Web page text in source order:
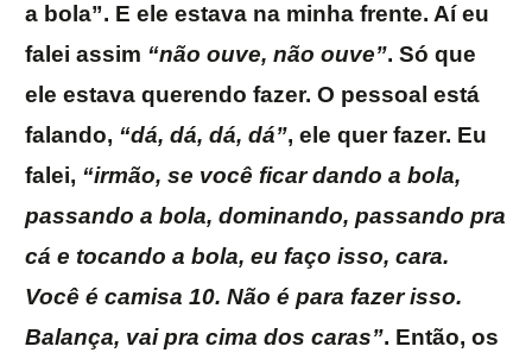
a bola”. E ele estava na minha frente. Aí eu
falei assim “não ouve, não ouve”. Só que
ele estava querendo fazer. O pessoal está
falando, “dá, dá, dá, dá”, ele quer fazer. Eu
falei, “irmão, se você ficar dando a bola,
passando a bola, dominando, passando pra
cá e tocando a bola, eu faço isso, cara.
Você é camisa 10. Não é para fazer isso.
Balança, vai pra cima dos caras”. Então, os